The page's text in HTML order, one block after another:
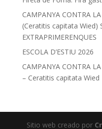
CAMPANYA CONTRA
(Ceratitis capitata Wied)
EXTRAPRIMERENQUES
ESCOLA D’ESTIU 2026
CAMPANYA CONTRA
– Ceratitis capitata Wied
Sitio web creado por